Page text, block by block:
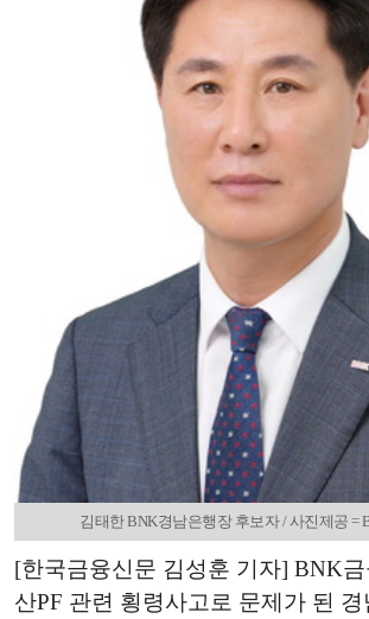
김태한 BNK경남은행장 후보자 / 사진제공 =
[한국금융신문 김성훈 기자] BNK
산PF 관련 횡령사고로 문제가 된